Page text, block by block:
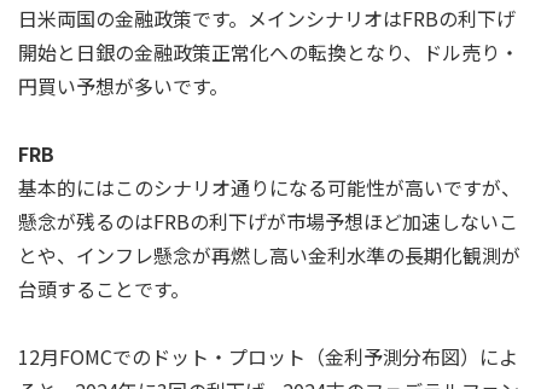
日米両国の金融政策です。メインシナリオはFRBの利下げ
開始と日銀の金融政策正常化への転換となり、ドル売り・
円買い予想が多いです。
FRB
基本的にはこのシナリオ通りになる可能性が高いですが、
懸念が残るのはFRBの利下げが市場予想ほど加速しないこ
とや、インフレ懸念が再燃し高い金利水準の長期化観測が
台頭することです。
12月FOMCでのドット・プロット（金利予測分布図）によ